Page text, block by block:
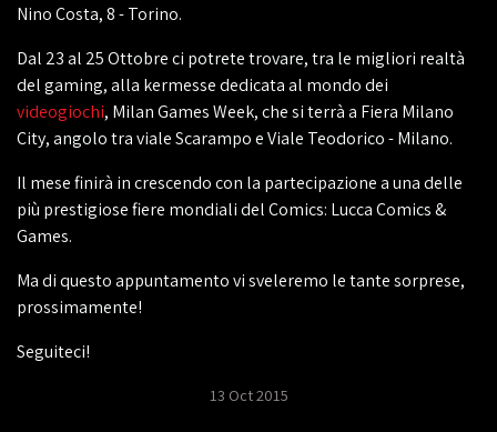
Nino Costa, 8 - Torino.
Dal 23 al 25 Ottobre ci potrete trovare, tra le migliori realtà
del gaming, alla kermesse dedicata al mondo dei
videogiochi, Milan Games Week, che si terrà a Fiera Milano
City, angolo tra viale Scarampo e Viale Teodorico - Milano.
Il mese finirà in crescendo con la partecipazione a una delle
più prestigiose fiere mondiali del Comics: Lucca Comics &
Games.
Ma di questo appuntamento vi sveleremo le tante sorprese,
prossimamente!
Seguiteci!
13 Oct 2015